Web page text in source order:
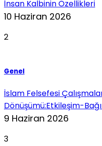
İnsan Kalbinin Özellikleri
10 Haziran 2026
2
Genel
İslam Felsefesi
Dönüşümü:Etkileşim-
9 Haziran 2026
3